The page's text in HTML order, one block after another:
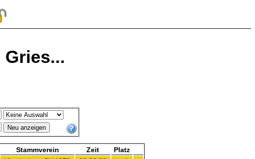
Gries...
Stammverein Zeit
Platz